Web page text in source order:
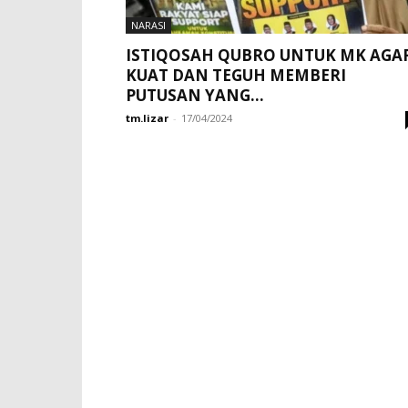
NARASI
ISTIQOSAH QUBRO UNTUK MK
KUAT DAN TEGUH MEMBERI
PUTUSAN YANG...
tm.lizar - 17/04/2024